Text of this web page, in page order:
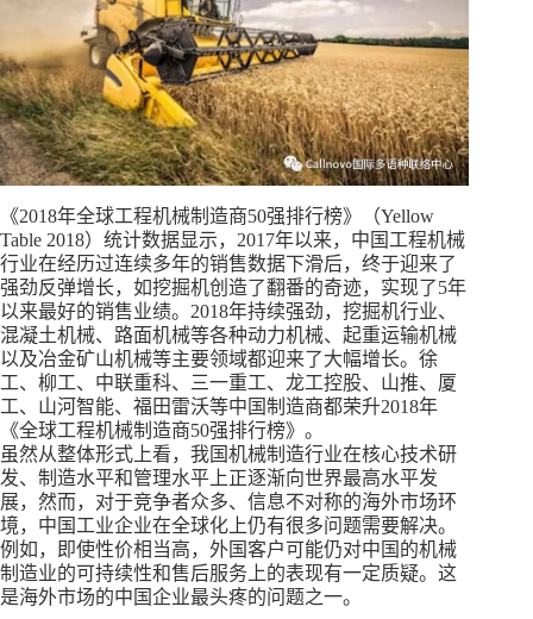
《2018年全球工程机械制造商50强排行榜》（Yellow
Table 2018）统计数据显示，2017年以来，中国工程机械
行业在经历过连续多年的销售数据下滑后，终于迎来了
强劲反弹增长，如挖掘机创造了翻番的奇迹，实现了5年
以来最好的销售业绩。2018年持续强劲，挖掘机行业、
混凝土机械、路面机械等各种动力机械、起重运输机械
以及冶金矿山机械等主要领域都迎来了大幅增长。徐
工、柳工、中联重科、三一重工、龙工控股、山推、厦
工、山河智能、福田雷沃等中国制造商都荣升2018年
《全球工程机械制造商50强排行榜》。
虽然从整体形式上看，我国机械制造行业在核心技术研
发、制造水平和管理水平上正逐渐向世界最高水平发
展，然而，对于竞争者众多、信息不对称的海外市场环
境，中国工业企业在全球化上仍有很多问题需要解决。
例如，即使性价相当高，外国客户可能仍对中国的机械
制造业的可持续性和售后服务上的表现有一定质疑。这
是海外市场的中国企业最头疼的问题之一。